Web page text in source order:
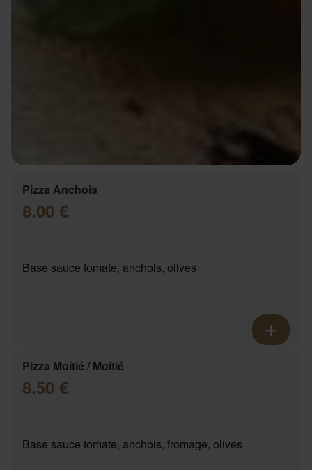
Pizza Anchois
8.00 €
Base sauce tomate, anchois, olives
Pizza Moitié / Moitié
8.50 €
Base sauce tomate, anchois, fromage, olives